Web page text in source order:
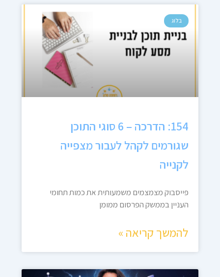
בלוג
154: הדרכה – 6 סוגי התוכן
שגורמים לקהל לעבור מצפייה
לקנייה
פייסבוק מצמצמים משמעותית את כמות תחומי
העניין בממשק הפרסום ממומן
להמשך קריאה »